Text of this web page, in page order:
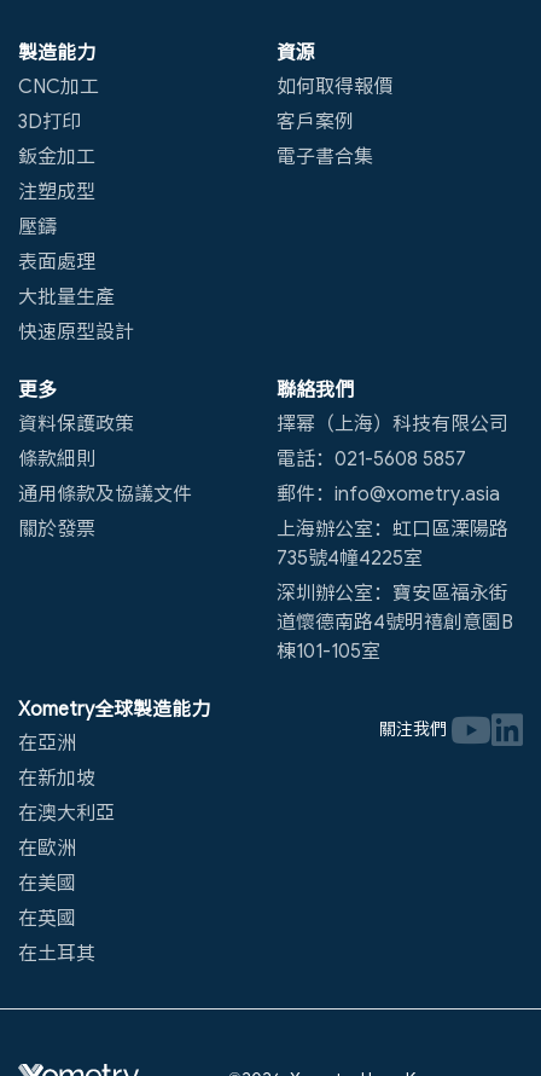
製造能力
CNC加工
3D打印
鈑金加工
注塑成型
壓鑄
表面處理
大批量生產
快速原型設計
資源
如何取得報價
客戶案例
電子書合集
更多
資料保護政策
條款細則
通用條款及協議文件
關於發票
聯絡我們
擇幂（上海）科技有限公司
電話：021-5608 5857
郵件：info@xometry.asia
上海辦公室：虹口區溧陽路
735號4幢4225室
深圳辦公室：寶安區福永街
道懷德南路4號明禧創意園B
棟101-105室
Xometry全球製造能力
在亞洲
在新加坡
在澳大利亞
在歐洲
在美國
在英國
在土耳其
關注我們